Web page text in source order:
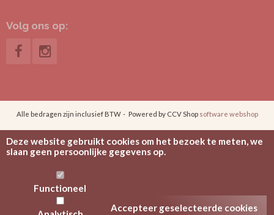
Volg ons op:
Alle bedragen zijn inclusief BTW - Powered by CCV Shop software webshop
Deze website gebruikt cookies om het bezoek te meten, we
slaan geen persoonlijke gegevens op.
Functioneel
Accepteer geselecteerde cookies